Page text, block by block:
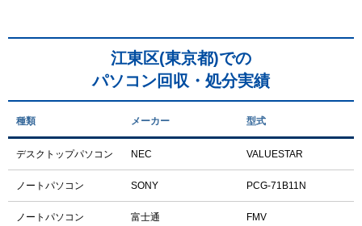
江東区(東京都)での
パソコン回収・処分実績
種類 メーカー 型式
デスクトップパソコン NEC VALUESTAR
ノートパソコン SONY PCG-71B11N
ノートパソコン 富士通 FMV